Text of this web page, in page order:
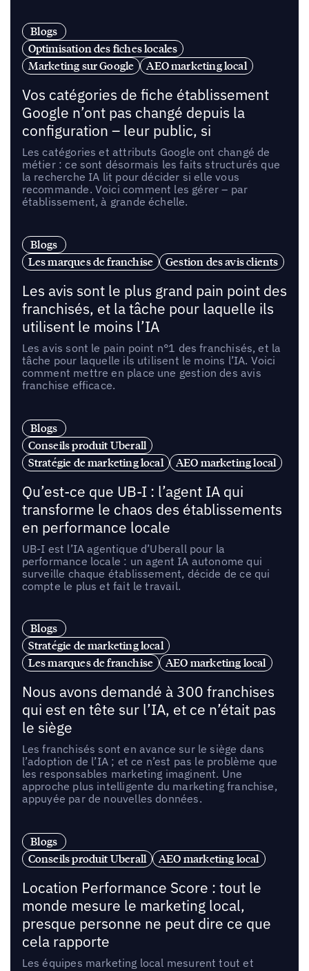
Blogs
Optimisation des fiches locales
Marketing sur Google
AEO marketing local
Vos catégories de fiche établissement
Google n’ont pas changé depuis la
configuration – leur public, si
Les catégories et attributs Google ont changé de
métier : ce sont désormais les faits structurés que
la recherche IA lit pour décider si elle vous
recommande. Voici comment les gérer – par
établissement, à grande échelle.
Blogs
Les marques de franchise
Gestion des avis clients
Les avis sont le plus grand pain point des
franchisés, et la tâche pour laquelle ils
utilisent le moins l’IA
Les avis sont le pain point n°1 des franchisés, et la
tâche pour laquelle ils utilisent le moins l’IA. Voici
comment mettre en place une gestion des avis
franchise efficace.
Blogs
Conseils produit Uberall
Stratégie de marketing local
AEO marketing local
Qu’est-ce que UB-I : l’agent IA qui
transforme le chaos des établissements
en performance locale
UB-I est l’IA agentique d’Uberall pour la
performance locale : un agent IA autonome qui
surveille chaque établissement, décide de ce qui
compte le plus et fait le travail.
Blogs
Stratégie de marketing local
Les marques de franchise
AEO marketing local
Nous avons demandé à 300 franchises
qui est en tête sur l’IA, et ce n’était pas
le siège
Les franchisés sont en avance sur le siège dans
l’adoption de l’IA ; et ce n’est pas le problème que
les responsables marketing imaginent. Une
approche plus intelligente du marketing franchise,
appuyée par de nouvelles données.
Blogs
Conseils produit Uberall
AEO marketing local
Location Performance Score : tout le
monde mesure le marketing local,
presque personne ne peut dire ce que
cela rapporte
Les équipes marketing local mesurent tout et